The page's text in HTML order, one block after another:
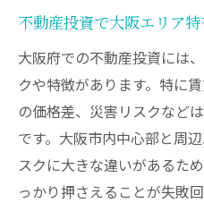
不動産投資は大阪
失敗回避なら大阪府
不動産投資で大阪
要性
大阪で失敗しない
ト
不動産投資で大阪エリア
大阪府での不動産投資には
クや特徴があります。特に
の価格差、災害リスクなど
です。大阪市内中心部と周
スクに大きな違いがあるた
っかり押さえることが失敗